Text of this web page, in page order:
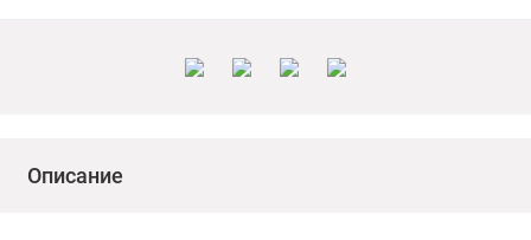
Описание